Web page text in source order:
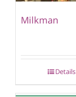
Milkman
Details